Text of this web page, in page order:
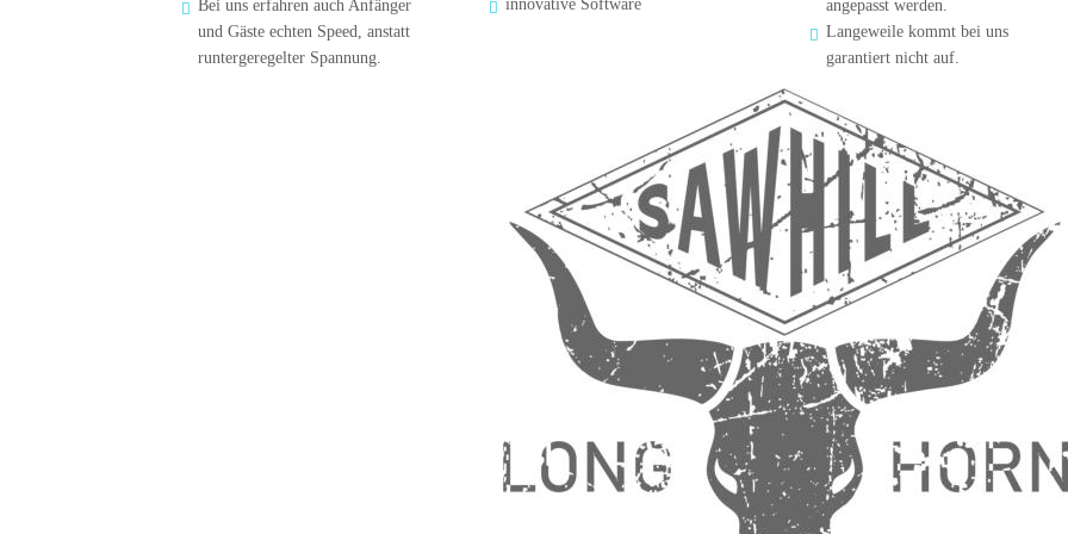
innovative Software

angepasst werden.
Langeweile kommt bei uns
garantiert nicht auf.

Bei uns erfahren auch Anfänger
und Gäste echten Speed, anstatt
runtergeregelter Spannung.
